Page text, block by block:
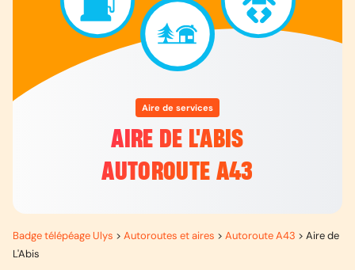
Aire de services
AIRE DE L'ABIS
AUTOROUTE A43
Badge télépéage Ulys > Autoroutes et aires > Autoroute A43 > Aire de
L'Abis